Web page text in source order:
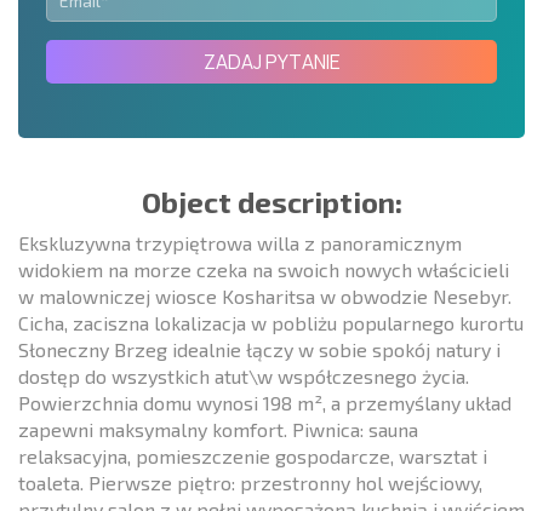
ZADAJ PYTANIE
Object description:
Ekskluzywna trzypiętrowa willa z panoramicznym
widokiem na morze czeka na swoich nowych właścicieli
w malowniczej wiosce Kosharitsa w obwodzie Nesebyr.
Cicha, zaciszna lokalizacja w pobliżu popularnego kurortu
Słoneczny Brzeg idealnie łączy w sobie spokój natury i
dostęp do wszystkich atut\w współczesnego życia.
Powierzchnia domu wynosi 198 m², a przemyślany układ
zapewni maksymalny komfort. Piwnica: sauna
relaksacyjna, pomieszczenie gospodarcze, warsztat i
toaleta. Pierwsze piętro: przestronny hol wejściowy,